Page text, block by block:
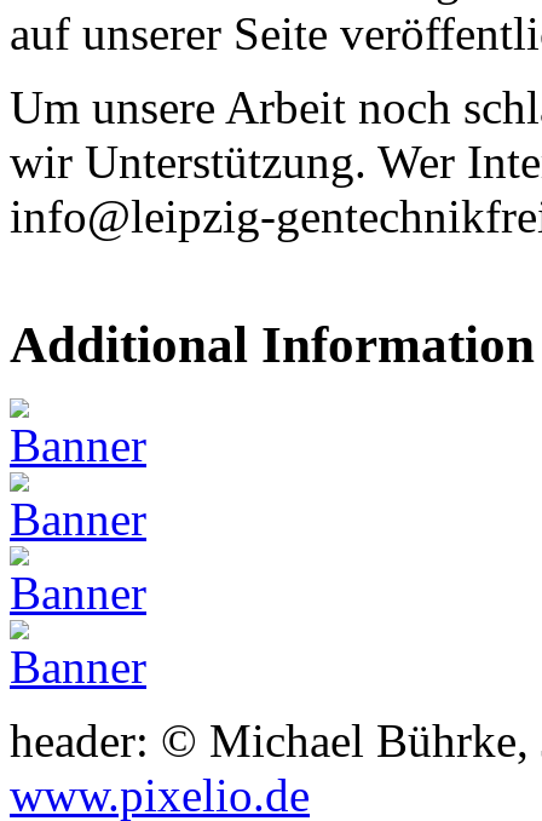
auf unserer Seite
Um unsere Arbeit noch
wir Unterstützung. Wer
info@leipzig-
Additional Information
header: © Michael
www.pixelio.de